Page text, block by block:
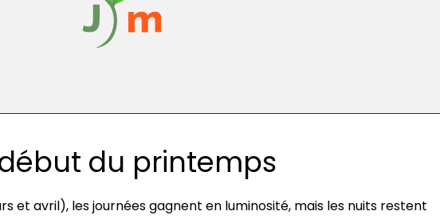
du printemps
et avril), les journées gagnent en luminosité, mais les nuits restent